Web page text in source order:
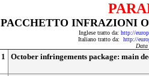
PACCHETTO INFRAZIONI
Inglese tratto da: http://
Italiano tratto da: http://
Data
1 October infringements package: main